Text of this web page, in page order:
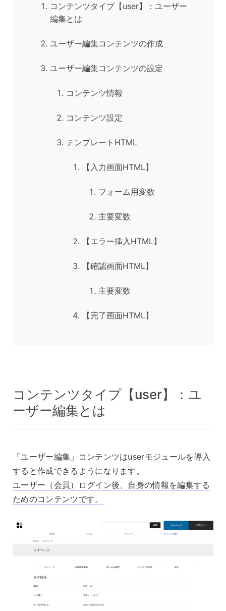
コンテンツタイプ【user】：ユーザー
編集とは
ユーザー編集コンテンツの作成
ユーザー編集コンテンツの設定
コンテンツ情報
コンテンツ設定
テンプレートHTML
【入力画面HTML】
フォーム用変数
主要変数
【エラー挿入HTML】
【確認画面HTML】
主要変数
【完了画面HTML】
コンテンツタイプ【user】：ユ
ーザー編集とは
「ユーザー編集」コンテンツはuserモジュールを導入
すると作成できるようになります。
ユーザー（会員）ログイン後、自身の情報を編集する
ためのコンテンツです。